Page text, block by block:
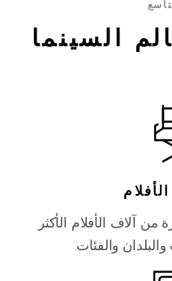
السينما
آلاف الأفلام الأكثر
والفئات.